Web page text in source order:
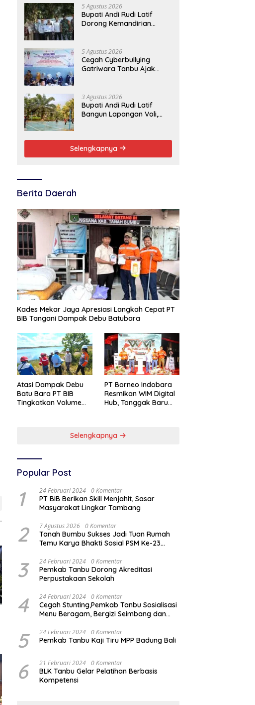
5 Agustus 2026
Bupati Andi Rudi Latif
Dorong Kemandirian
5 Agustus 2026
Cegah Cyberbullying
Gatriwara Tanbu Ajak
3 Agustus 2026
Bupati Andi Rudi Latif
Bangun Lapangan Voli,
Selengkapnya
Berita Daerah
Kades Mekar Jaya Apresiasi Langkah Cepat PT
BIB Tangani Dampak Debu Batubara
Atasi Dampak Debu
Batu Bara PT BIB
Tingkatkan Volume
PT Borneo Indobara
Resmikan WIM Digital
Hub, Tonggak Baru
Batubara
Selengkapnya
Popular Post
1 24 Februari 2024 0 Komentar
PT BIB Berikan Skill Menjahit, Sasar
Masyarakat Lingkar Tambang
2 7 Agustus 2026 0 Komentar
Tanah Bumbu Sukses Jadi Tuan Rumah
Temu Karya Bhakti Sosial PSM Ke-23
3 24 Februari 2024 0 Komentar
Pemkab Tanbu Dorong Akreditasi
Perpustakaan Sekolah
4 24 Februari 2024 0 Komentar
Cegah Stunting,Pemkab Tanbu Sosialisasi
Menu Beragam, Bergizi Seimbang dan
5 24 Februari 2024 0 Komentar
Pemkab Tanbu Kaji Tiru MPP Badung Bali
6 21 Februari 2024 0 Komentar
BLK Tanbu Gelar Pelatihan Berbasis
Kompetensi